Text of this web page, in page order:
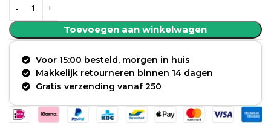
Toevoegen aan winkelwagen
Voor 15:00 besteld, morgen in huis
Makkelijk retourneren binnen 14 dagen
Gratis verzending vanaf 250